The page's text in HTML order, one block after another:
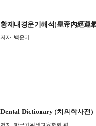
황제내경운기해석(皇帝內經運
저자 백윤기
Dental Dictionary (치의학사전)
저자 한국치위생교육학회 편